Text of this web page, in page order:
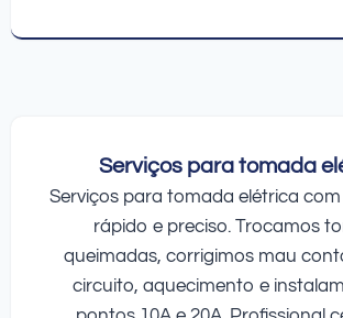
Serviços para tomada
Serviços para tomada elétrica
rápido e preciso. Trocamos
queimadas, corrigimos mau
circuito, aquecimento e